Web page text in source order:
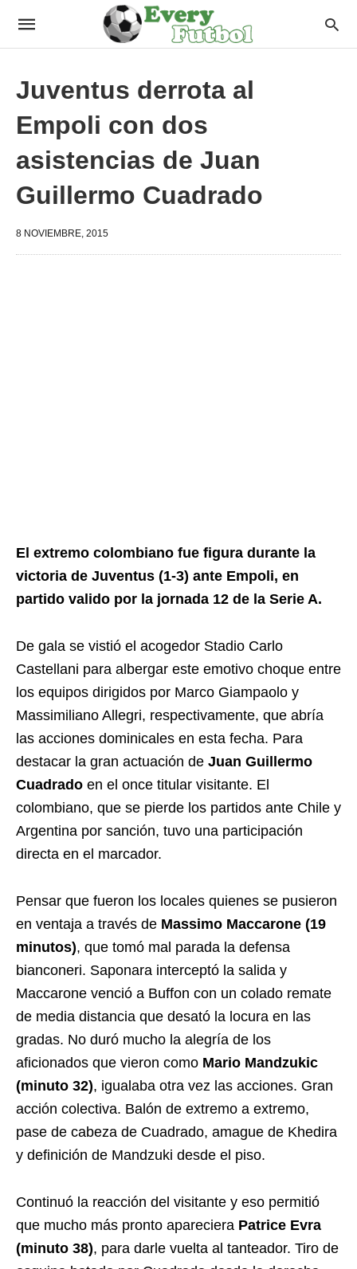
Juventus derrota al
Empoli con dos
asistencias de Juan
Guillermo Cuadrado
8 NOVIEMBRE, 2015
El extremo colombiano fue figura durante la
victoria de Juventus (1-3) ante Empoli, en
partido valido por la jornada 12 de la Serie A.
De gala se vistió el acogedor Stadio Carlo
Castellani para albergar este emotivo choque entre
los equipos dirigidos por Marco Giampaolo y
Massimiliano Allegri, respectivamente, que abría
las acciones dominicales en esta fecha. Para
destacar la gran actuación de Juan Guillermo
Cuadrado en el once titular visitante. El
colombiano, que se pierde los partidos ante Chile y
Argentina por sanción, tuvo una participación
directa en el marcador.
Pensar que fueron los locales quienes se pusieron
en ventaja a través de Massimo Maccarone (19
minutos), que tomó mal parada la defensa
bianconeri. Saponara interceptó la salida y
Maccarone venció a Buffon con un colado remate
de media distancia que desató la locura en las
gradas. No duró mucho la alegría de los
aficionados que vieron como Mario Mandzukic
(minuto 32), igualaba otra vez las acciones. Gran
acción colectiva. Balón de extremo a extremo,
pase de cabeza de Cuadrado, amague de Khedira
y definición de Mandzuki desde el piso.
Continuó la reacción del visitante y eso permitió
que mucho más pronto apareciera Patrice Evra
(minuto 38), para darle vuelta al tanteador. Tiro de